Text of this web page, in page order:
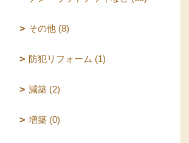
その他 (8)
防犯リフォーム (1)
減築 (2)
増築 (0)